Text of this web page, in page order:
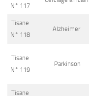
N° 117
Tisane
N° 118
Alzheimer
Tisane
N° 119
Parkinson
Tisane